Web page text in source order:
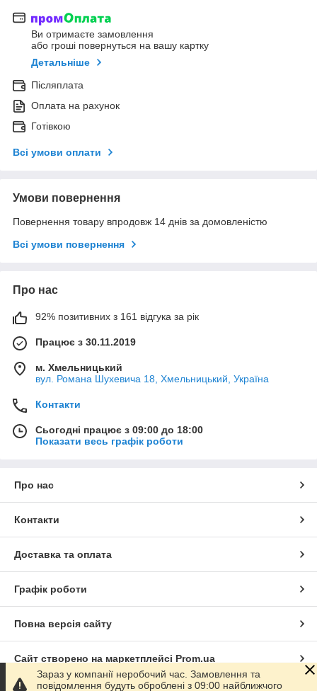
Ви отримаєте замовлення
або гроші повернуться на вашу картку
Детальніше
Післяплата
Оплата на рахунок
Готівкою
Всі умови оплати
Умови повернення
Повернення товару впродовж 14 днів за домовленістю
Всі умови повернення
Про нас
92% позитивних з 161 відгука за рік
Працює з 30.11.2019
м. Хмельницький
вул. Романа Шухевича 18, Хмельницький, Україна
Контакти
Сьогодні працює з 09:00 до 18:00
Показати весь графік роботи
Про нас
Контакти
Доставка та оплата
Графік роботи
Повна версія сайту
Сайт створено на маркетплейсі Prom.ua
Зараз у компанії неробочий час. Замовлення та
повідомлення будуть оброблені з 09:00 найближчого